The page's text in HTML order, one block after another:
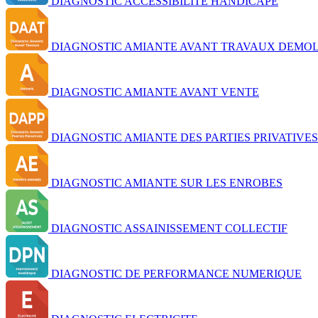
DIAGNOSTIC AMIANTE AVANT TRAVAUX
DIAGNOSTIC AMIANTE AVANT VENTE
DIAGNOSTIC AMIANTE DES PARTIES PRIVATIVES
DIAGNOSTIC AMIANTE SUR LES ENROBES
DIAGNOSTIC ASSAINISSEMENT COLLECTIF
DIAGNOSTIC DE PERFORMANCE NUMERIQUE